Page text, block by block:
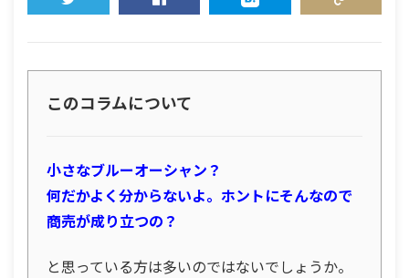
このコラムについて
小さなブルーオーシャン？
何だかよく分からないよ。ホントにそんなので
商売が成り立つの？
と思っている方は多いのではないでしょうか。